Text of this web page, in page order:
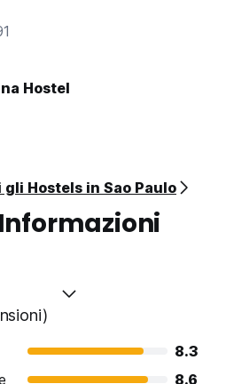
Hostel
Hostels in Sao Paulo
8.3
8.6